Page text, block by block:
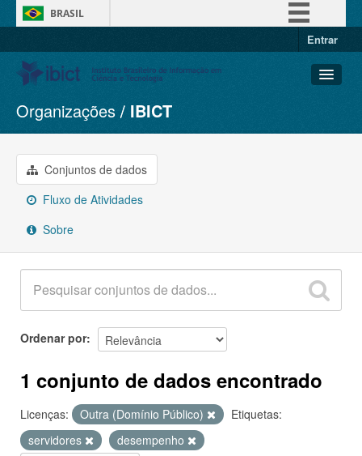
BRASIL
Entrar
Conjuntos de dados
Organizações
Grupos
Sobre
Organizações IBICT
Conjuntos de dados
Fluxo de Atividades
Sobre
Ordenar por
1 conjunto de dados encontrado
Licenças: Outra (Domínio Público)
Etiquetas:
servidores
desempenho